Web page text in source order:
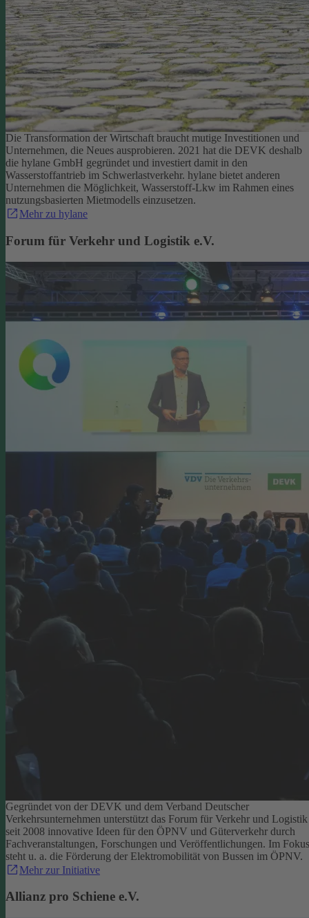
Die Transformation der Wirtschaft braucht mutige Investitionen und
Unternehmen, die Neues ausprobieren. 2021 hat die DEVK deshalb
die hylane GmbH gegründet und investiert damit in den
Wasserstoffantrieb im Schwerlastverkehr. hylane bietet anderen
Unternehmen die Möglichkeit, Wasserstoff-Lkw im Rahmen eines
nutzungsbasierten Mietmodells einzusetzen.
Mehr zu hylane
Forum für Verkehr und Logistik e.V.
Gegründet von der DEVK und dem Verband Deutscher
Verkehrsunternehmen unterstützt das Forum für Verkehr und Logistik
seit 2008 innovative Ideen für den ÖPNV und Güterverkehr durch
Fachveranstaltungen, Forschungen und Veröffentlichungen. Im Fokus
steht u. a. die Förderung der Elektromobilität von Bussen im ÖPNV.
Mehr zur Initiative
Allianz pro Schiene e.V.